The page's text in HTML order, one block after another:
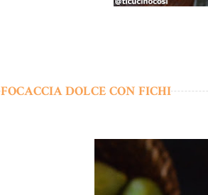
FOCACCIA DOLCE CON FICHI